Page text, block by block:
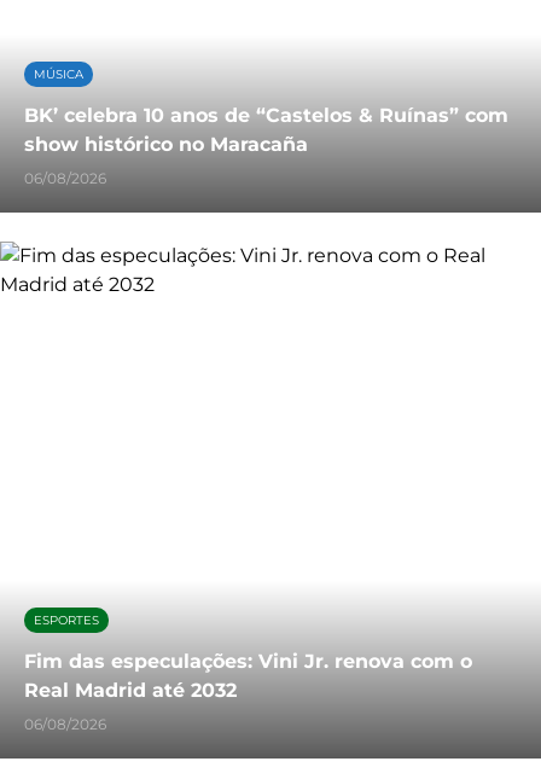
MÚSICA
BK’ celebra 10 anos de “Castelos & Ruínas” com
show histórico no Maracaña
06/08/2026
ESPORTES
Fim das especulações: Vini Jr. renova com o
Real Madrid até 2032
06/08/2026